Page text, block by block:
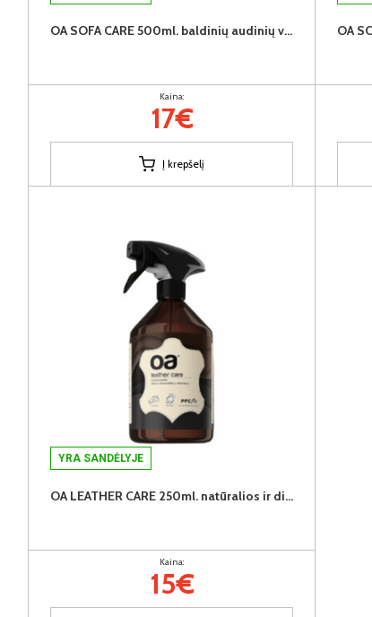
OA SOFA CARE 500ml. baldinių audinių valiklis
Kaina:
17€
Į krepšelį
YRA SANDĖLYJE
OA LEATHER CARE 250ml. natūralios ir dirbtinės odos valiklis
Kaina:
15€